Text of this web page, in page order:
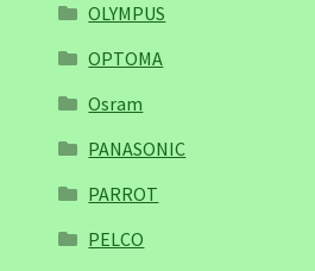
OLYMPUS
OPTOMA
Osram
PANASONIC
PARROT
PELCO